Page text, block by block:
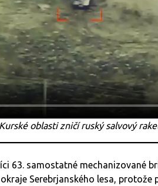
oblasti zničí ruský salvový
63. samostatné mechanizované
Serebrjanského lesa, protože